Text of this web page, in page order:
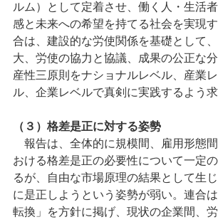
ルム）として定着させ、働く人・生活
感と未来への希望を持てる社会を実現
合は、建設的な労使関係を基礎として
大、労使の協力と協議、成果の公正な
産性三原則をナショナルレベル、産業
ル、企業レベルで真剣に実践するよう求
（３）格差是正に対する姿勢
報告は、全体的に規模間、雇用形態
おける格差是正の必要性について一定
るが、自由な市場原理の結果として生
に是正しようという姿勢が弱い。連合
転換」を方針に掲げ、現状の企業間、